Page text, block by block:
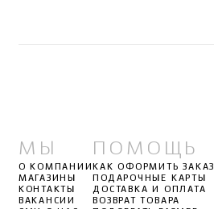
МЫ
О КОМПАНИИ
МАГАЗИНЫ
КОНТАКТЫ
ВАКАНСИИ
ПОМОЩЬ
КАК ОФОРМИТЬ ЗАКАЗ
ПОДАРОЧНЫЕ КАРТЫ
ДОСТАВКА И ОПЛАТА
ВОЗВРАТ ТОВАРА